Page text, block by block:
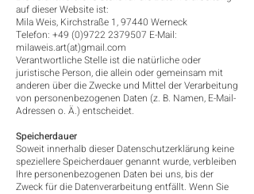
auf dieser Website ist:
Mila Weis, Kirchstraße 1, 97440 Werneck
Telefon: +49 (0)9722 2379507 E-Mail:
milaweis.art(at)gmail.com
Verantwortliche Stelle ist die natürliche oder
juristische Person, die allein oder gemeinsam mit
anderen über die Zwecke und Mittel der Verarbeitung
von personenbezogenen Daten (z. B. Namen, E-Mail-
Adressen o. Ä.) entscheidet.
Speicherdauer
Soweit innerhalb dieser Datenschutzerklärung keine
speziellere Speicherdauer genannt wurde, verbleiben
Ihre personenbezogenen Daten bei uns, bis der
Zweck für die Datenverarbeitung entfällt. Wenn Sie